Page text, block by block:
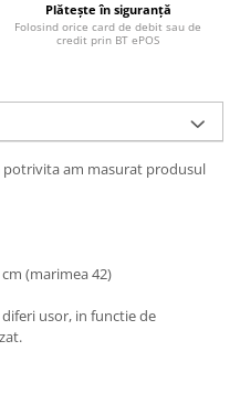
Plătește în siguranță
Folosind orice card de debit sau de
credit prin BT ePOS
potrivita am masurat produsul
(marimea 42)
usor, in functie de